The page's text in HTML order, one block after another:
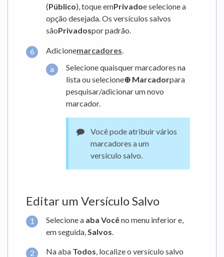
(Público), toque emPrivadoe selecione a
opção desejada. Os versículos salvos
sãoPrivadospor padrão.
Adicionemarcadores
Selecione quaisquer marcadores na
lista ou selecione⊕ Marcadorpara
pesquisar/adicionar um novo
marcador.
Você pode atribuir vários
marcadores a um
versículo salvo.
Editar um Versículo Salvo
Selecione a aba Vocêno menu inferior e,
em seguida, Salvos
Na aba Todos, localize o versículo salvo